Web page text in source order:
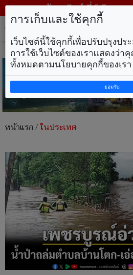
วันอาทิตย์ ที่ 9 สิงหาค
หน้าแรก/ในประเทศ
การเก็บและใช้คุกกี้
เว็บไซต์นี้ใช้คุกกี้เพื่อปรับปรุงป
การใช้เว็บไซต์ของเราแสดงว่
ทั้งหมดตามนโยบายคุกกี้ของเรา
ยอมรับ